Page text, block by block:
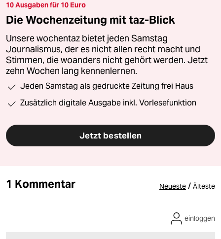
10 Ausgaben für 10 Euro
Die Wochenzeitung mit taz-Blick
Unsere wochentaz bietet jeden Samstag
Journalismus, der es nicht allen recht macht und
Stimmen, die woanders nicht gehört werden. Jetzt
zehn Wochen lang kennenlernen.
Jeden Samstag als gedruckte Zeitung frei Haus
Zusätzlich digitale Ausgabe inkl. Vorlesefunktion
Jetzt bestellen
1 Kommentar Neueste / Älteste
einloggen